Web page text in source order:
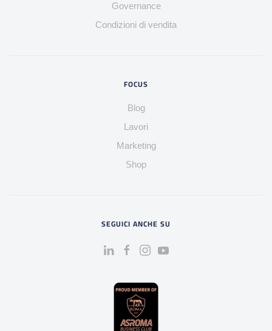
Governance
Condizioni di vendita
FOCUS
Blog
Lavori
Marketing
Shop
SEGUICI ANCHE SU